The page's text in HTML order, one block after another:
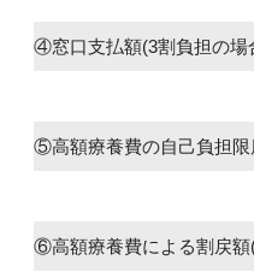
④窓口支払額(3割負担の場
⑤高額療養費の自己負担限
⑥高額療養費による割戻